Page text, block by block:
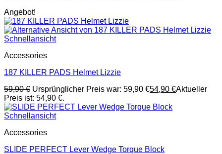
Angebot!
Schnellansicht
Accessories
187 KILLER PADS Helmet Lizzie
59,90€ Ursprünglicher Preis war: 59,90 €54,90 €Aktueller
Preis ist: 54,90 €.
Schnellansicht
Accessories
SLIDE PERFECT Lever Wedge Torque Block